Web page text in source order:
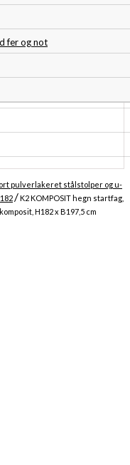
fer og not
pulverlakeret stålstolper og u-
/K2 KOMPOSIT hegn startfag,
H182 x B197,5 cm